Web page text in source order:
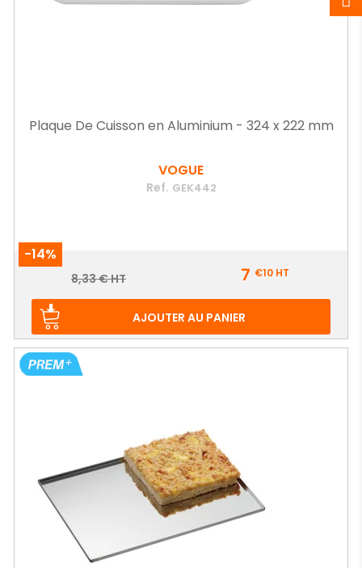
Plaque De Cuisson en Aluminium - 324 x 222 mm
VOGUE
Ref. GEK442
-14%
Prix
Prix
8,33 € HT 7 €10 HT
AJOUTER AU PANIER